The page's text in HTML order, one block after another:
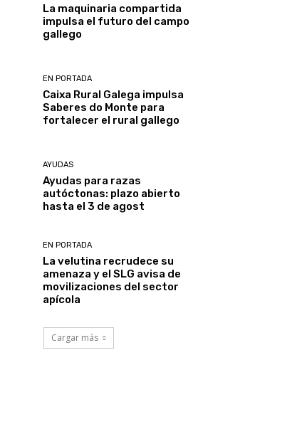
La maquinaria compartida
impulsa el futuro del campo
gallego
EN PORTADA
Caixa Rural Galega impulsa
Saberes do Monte para
fortalecer el rural gallego
AYUDAS
Ayudas para razas
autóctonas: plazo abierto
hasta el 3 de agost
EN PORTADA
La velutina recrudece su
amenaza y el SLG avisa de
movilizaciones del sector
apícola
Cargar más